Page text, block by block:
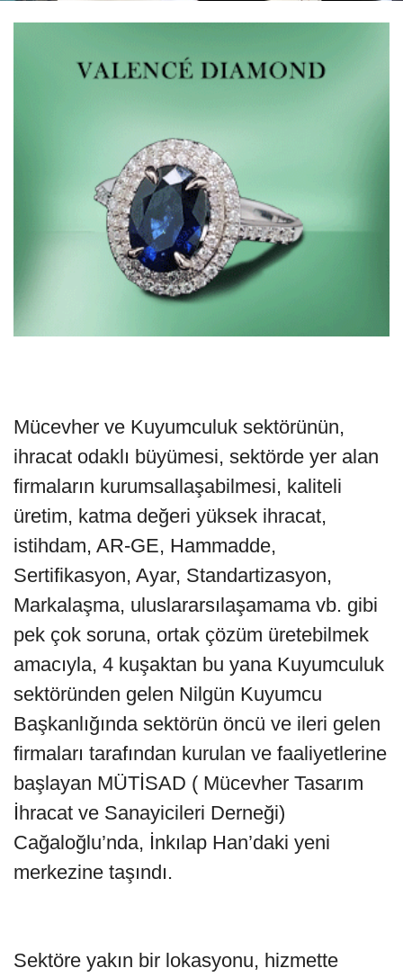
Mücevher ve Kuyumculuk sektörünün,
ihracat odaklı büyümesi, sektörde yer alan
firmaların kurumsallaşabilmesi, kaliteli
üretim, katma değeri yüksek ihracat,
istihdam, AR-GE, Hammadde,
Sertifikasyon, Ayar, Standartizasyon,
Markalaşma, uluslararsılaşamama vb. gibi
pek çok soruna, ortak çözüm üretebilmek
amacıyla, 4 kuşaktan bu yana Kuyumculuk
sektöründen gelen Nilgün Kuyumcu
Başkanlığında sektörün öncü ve ileri gelen
firmaları tarafından kurulan ve faaliyetlerine
başlayan MÜTİSAD ( Mücevher Tasarım
İhracat ve Sanayicileri Derneği)
Cağaloğlu’nda, İnkılap Han’daki yeni
merkezine taşındı.
Sektöre yakın bir lokasyonu, hizmette